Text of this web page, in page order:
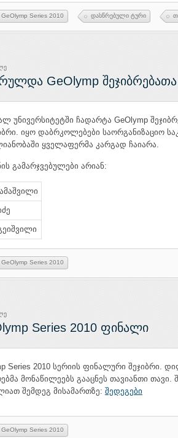
GeOlymp Series 2010 დასწრებული ტური
GeOlymp
უნივერსიტეტში ჩადარტა GeOlymp
იყო დაბრკოლებები საორგანიზაციო
ყველაფერმა კარგად ჩაიარა.
გამარჯვებულები არიან:
GeOlymp Series 2010
Series 2010 ფინალი
Series 2010 სერიის ფინალური შეჯიბრი.
მონაწილეებს გააცნეს თავიანთი
შემდეგ მისამართზე: შედეგები
GeOlymp Series 2010